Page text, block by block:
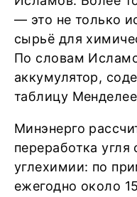
— это не только
сырьё для
По словам
аккумулятор,
таблицу
Минэнерго
переработка
углехимии: по
ежегодно около